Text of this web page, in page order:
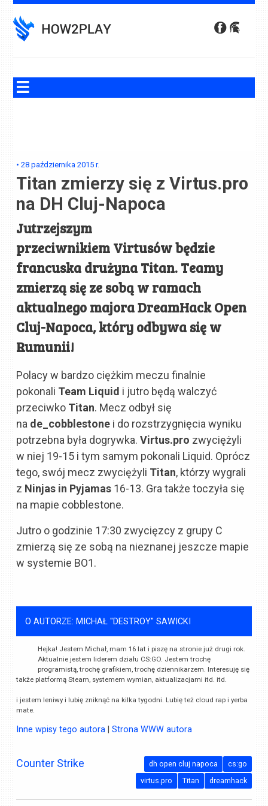
to
content
•28 października 2015 r.
Titan zmierzy się z Virtus.pro
na DH Cluj-Napoca
Jutrzejszym
przeciwnikiem Virtusówbędzie
francuska drużyna Titan. Teamy
zmierzą się ze sobą w ramach
aktualnego majoraDreamHack Open
Cluj-Napoca, który odbywa się w
Rumunii!
Polacy w bardzo ciężkim meczu finalnie
pokonali Team Liquid i jutro będą walczyć
przeciwko Titan. Mecz odbył się
na de_cobblestone i do rozstrzygnięcia wyniku
potrzebna była dogrywka.Virtus.pro zwyciężyli
w niej 19-15 i tym samym pokonali Liquid. Oprócz
tego, swój mecz zwyciężyli Titan, którzy wygrali
z Ninjas in Pyjamas 16-13. Gra także toczyła się
na mapie cobblestone.
Jutro o godzinie 17:30 zwycięzcy z grupy C
zmierzą się ze sobą na nieznanej jeszcze mapie
w systemie BO1.
O AUTORZE: MICHAŁ "DESTROY" SAWICKI
Hejka! Jestem Michał, mam 16 lat i piszę na stronie już drugi rok.
Aktualnie jestem liderem działu CS:GO. Jestem trochę
programistą, trochę grafikiem, trochę dziennikarzem. Interesuję się
także platformą Steam, systemem wymian, aktualizacjami itd. itd.
i jestem leniwy i lubię zniknąć na kilka tygodni. Lubię też cloud rap i yerba
mate.
Inne wpisy tego autora |Strona WWW autora
Counter Strike cs:go
dh open cluj napoca
dreamhack
Titan
virtus.pro